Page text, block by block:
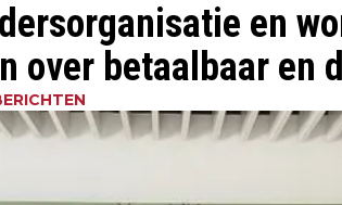
en
over betaalbaar en